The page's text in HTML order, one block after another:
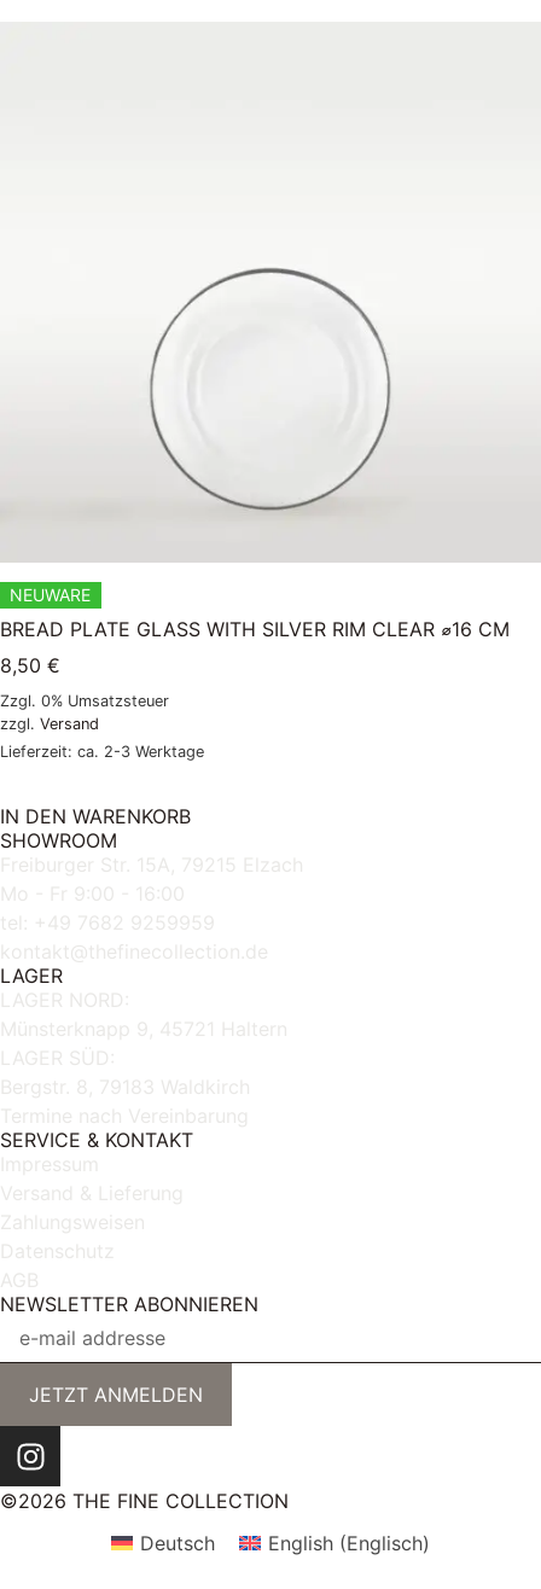
NEUWARE
BREAD PLATE GLASS WITH SILVER RIM CLEAR ⌀16 CM
8,50 €
Zzgl. 0% Umsatzsteuer
zzgl. Versand
Lieferzeit: ca. 2-3 Werktage
IN DEN WARENKORB
SHOWROOM
Freiburger Str. 15A, 79215 Elzach
Mo - Fr 9:00 - 16:00
tel: +49 7682 9259959
kontakt@thefinecollection.de
LAGER
LAGER NORD:
Münsterknapp 9, 45721 Haltern
LAGER SÜD:
Bergstr. 8, 79183 Waldkirch
Termine nach Vereinbarung
SERVICE & KONTAKT
Impressum
Versand & Lieferung
Zahlungsweisen
Datenschutz
AGB
NEWSLETTER ABONNIEREN
JETZT ANMELDEN
©2026 THE FINE COLLECTION
Deutsch
English (Englisch)